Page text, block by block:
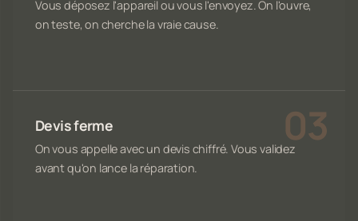
Vous déposez l'appareil ou vous l'envoyez. On l'ouvre,
on teste, on cherche la vraie cause.
Devis ferme
On vous appelle avec un devis chiffré. Vous validez
avant qu'on lance la réparation.